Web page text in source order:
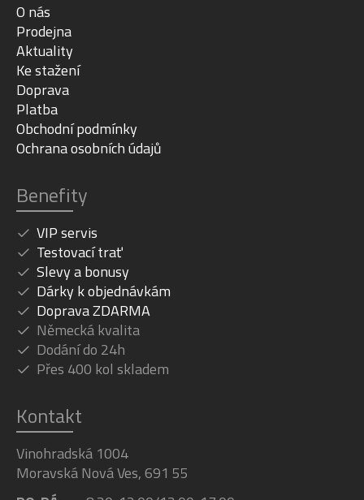
O nás
Prodejna
Aktuality
Ke stažení
Doprava
Platba
Obchodní podmínky
Ochrana osobních údajů
Benefity
VIP servis
Testovací trať
Slevy a bonusy
Dárky k objednávkám
Doprava ZDARMA
Německá kvalita
Dodání do 24h
Přes 400 kol skladem
Kontakt
Vinohradská 1004
Moravská Nová Ves, 691 55